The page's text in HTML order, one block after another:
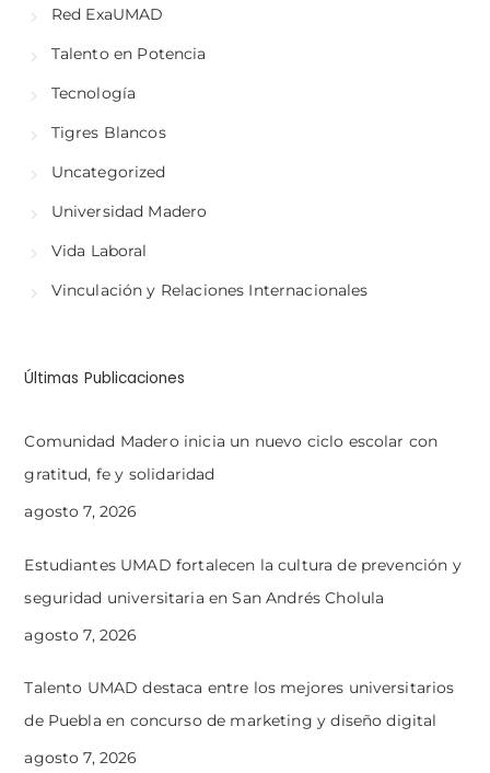
Red ExaUMAD
Talento en Potencia
Tecnología
Tigres Blancos
Uncategorized
Universidad Madero
Vida Laboral
Vinculación y Relaciones Internacionales
Últimas Publicaciones
Comunidad Madero inicia un nuevo ciclo escolar con
gratitud, fe y solidaridad
agosto 7, 2026
Estudiantes UMAD fortalecen la cultura de prevención y
seguridad universitaria en San Andrés Cholula
agosto 7, 2026
Talento UMAD destaca entre los mejores universitarios
de Puebla en concurso de marketing y diseño digital
agosto 7, 2026